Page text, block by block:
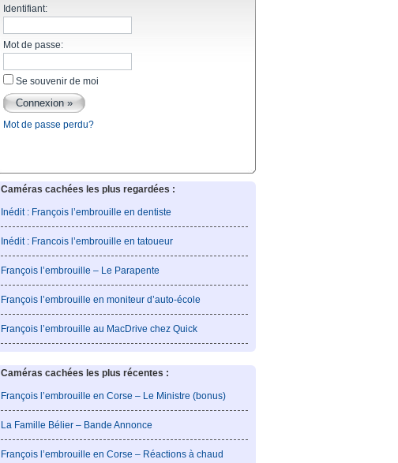
Identifiant:
Mot de passe:
Se souvenir de moi
Mot de passe perdu?
Caméras cachées les plus regardées :
Inédit : François l’embrouille en dentiste
Inédit : Francois l’embrouille en tatoueur
François l’embrouille – Le Parapente
François l’embrouille en moniteur d’auto-école
François l’embrouille au MacDrive chez Quick
Caméras cachées les plus récentes :
François l’embrouille en Corse – Le Ministre (bonus)
La Famille Bélier – Bande Annonce
François l’embrouille en Corse – Réactions à chaud